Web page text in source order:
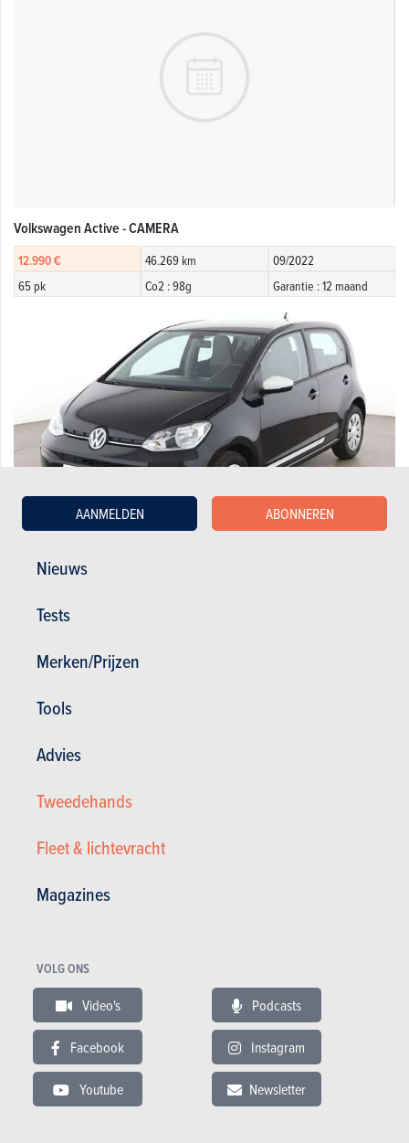
Nieuws
Tests
Merken/Prijzen
Tools
Advies
Tweedehands
Fleet & lichtevracht
Magazines
AANMELDEN ABONNEREN
VOLG ONS
Video's Podcasts
Facebook Instagram
Youtube Newsletter
Volkswagen Active - CAMERA
12.990 € 46.269 km
09/2022
65 pk
Co2 : 98g Garantie : 12 maand
8.999 €
60 pk
6.390 €
09/2013
60 pk
Garantie : 12 maand